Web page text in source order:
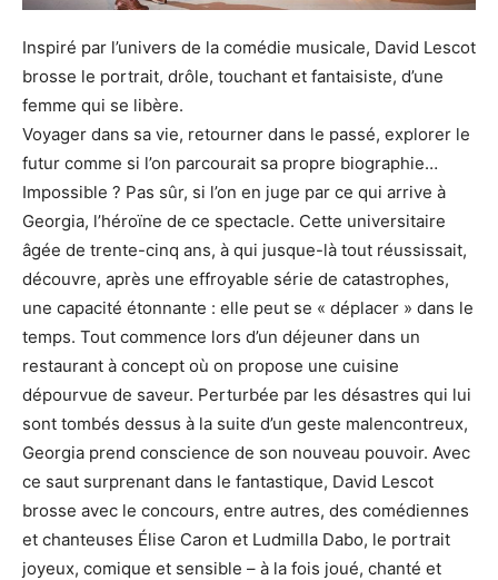
Inspiré par l’univers de la comédie musicale, David Lescot
brosse le portrait, drôle, touchant et fantaisiste, d’une
femme qui se libère.
Voyager dans sa vie, retourner dans le passé, explorer le
futur comme si l’on parcourait sa propre biographie…
Impossible ? Pas sûr, si l’on en juge par ce qui arrive à
Georgia, l’héroïne de ce spectacle. Cette universitaire
âgée de trente-cinq ans, à qui jusque-là tout réussissait,
découvre, après une effroyable série de catastrophes,
une capacité étonnante : elle peut se « déplacer » dans le
temps. Tout commence lors d’un déjeuner dans un
restaurant à concept où on propose une cuisine
dépourvue de saveur. Perturbée par les désastres qui lui
sont tombés dessus à la suite d’un geste malencontreux,
Georgia prend conscience de son nouveau pouvoir. Avec
ce saut surprenant dans le fantastique, David Lescot
brosse avec le concours, entre autres, des comédiennes
et chanteuses Élise Caron et Ludmilla Dabo, le portrait
joyeux, comique et sensible – à la fois joué, chanté et